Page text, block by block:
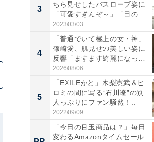
3
ちら見せしたバスローブ姿に
「可愛すぎんぞ～」「目の表
情...
2023/03/03
4
「普通でいて極上の女・神」
篠崎愛、肌見せの美しい姿に
反響「ますます綺麗になって
い...
2026/08/06
5
「EXILEかと」木梨憲武＆ヒ
ロミの間に写る“石川遼”の別
人っぷりにファン騒然！...
2022/09/09
「今日の目玉商品は？」毎日
変わるAmazonタイムセール